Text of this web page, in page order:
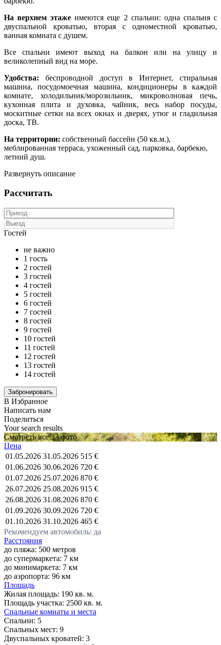
На верхнем этаже имеются еще 2 спальни: одна спальня с
двуспальной кроватью, вторая с одноместной кроватью,
ванная комната с душем.
Все спальни имеют выход на балкон или на улицу и
великолепный вид на море.
Удобства: беспроводной доступ в Интернет, стиральная
машина, посудомоечная машина, кондиционеры в каждой
комнате, холодильник/морозильник, микроволновая печь,
кухонная плита и духовка, чайник, весь набор посуды,
москитные сетки на всех окнах и дверях, утюг и гладильная
доска, ТВ.
На территории: собственный бассейн (50 кв.м.),
меблированная терраса, ухоженный сад, парковка, барбекю,
летний душ.
Развернуть описание
Рассчитать
Гостей
не важно
1 гость
2 гостей
3 гостей
4 гостей
5 гостей
6 гостей
7 гостей
8 гостей
9 гостей
10 гостей
11 гостей
12 гостей
13 гостей
14 гостей
В Избранное
Написать нам
Поделиться
Your search results
Смотреть все 33 фото
Цена
01.05.2026 31.05.2026 515 €
01.06.2026 30.06.2026 720 €
01.07.2026 25.07.2026 870 €
26.07.2026 25.08.2026 915 €
26.08.2026 31.08.2026 870 €
01.09.2026 30.09.2026 720 €
01.10.2026 31.10.2026 465 €
Рекомендуем автомобиль: да
Расстояния
до пляжа: 500 метров
до супермаркета: 7 км
до минимаркета: 7 км
до аэропорта: 96 км
Площадь
Жилая площадь: 190 кв. м.
Площадь участка: 2500 кв. м.
Спальные комнаты и места
Спальни: 5
Спальных мест: 9
Двуспальных кроватей: 3